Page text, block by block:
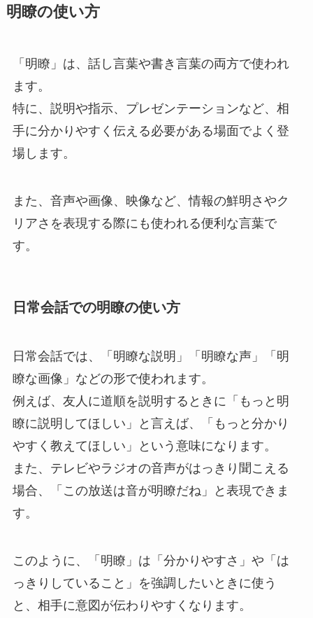
明瞭の使い方
「明瞭」は、話し言葉や書き言葉の両方で使われ
ます。
特に、説明や指示、プレゼンテーションなど、相
手に分かりやすく伝える必要がある場面でよく登
場します。
また、音声や画像、映像など、情報の鮮明さやク
リアさを表現する際にも使われる便利な言葉で
す。
日常会話での明瞭の使い方
日常会話では、「明瞭な説明」「明瞭な声」「明
瞭な画像」などの形で使われます。
例えば、友人に道順を説明するときに「もっと明
瞭に説明してほしい」と言えば、「もっと分かり
やすく教えてほしい」という意味になります。
また、テレビやラジオの音声がはっきり聞こえる
場合、「この放送は音が明瞭だね」と表現できま
す。
このように、「明瞭」は「分かりやすさ」や「は
っきりしていること」を強調したいときに使う
と、相手に意図が伝わりやすくなります。